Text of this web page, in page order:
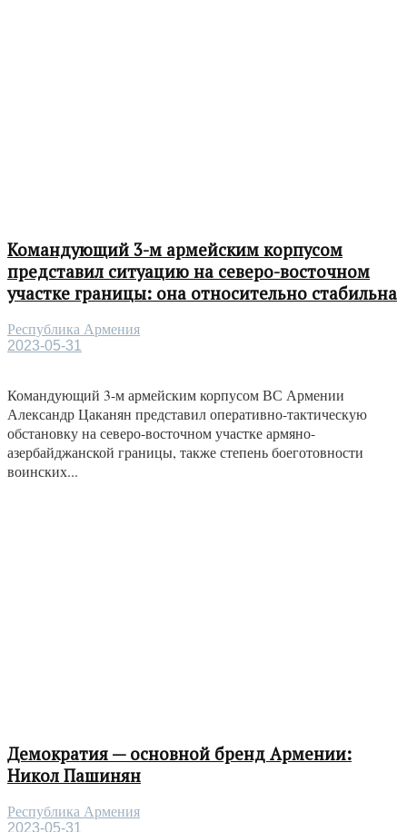
Командующий 3-м армейским корпусом
представил ситуацию на северо-восточном
участке границы: она относительно стабильна
Республика Армения
2023-05-31
Командующий 3-м армейским корпусом ВС Армении
Александр Цаканян представил оперативно-тактическую
обстановку на северо-восточном участке армяно-
азербайджанской границы, также степень боеготовности
воинских...
Демократия — основной бренд Армении:
Никол Пашинян
Республика Армения
2023-05-31